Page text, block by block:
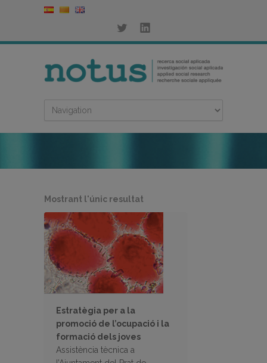
Mostrant l'únic resultat
Estratègia per a la
promoció de l’ocupació i la
formació dels joves
Assistència tècnica a